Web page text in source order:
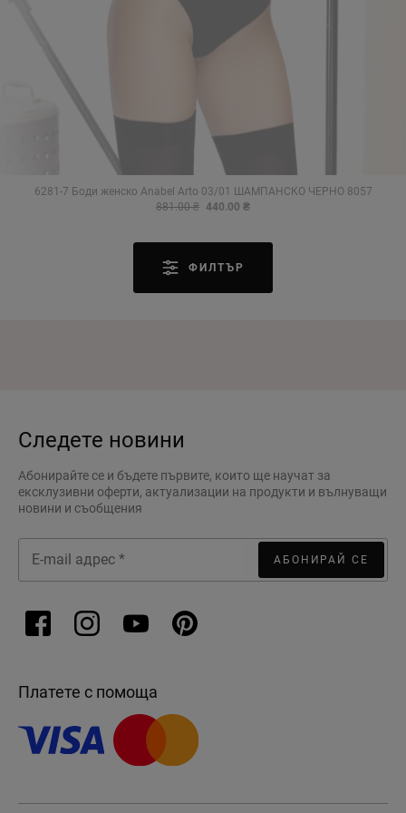
6281-7 Боди женско Anabel Arto 03/01 ШАМПАНСКО ЧЕРНО 8057
881.00 ₴ 440.00 ₴
ФИЛТЪР
Следете новини
Абонирайте се и бъдете първите, които ще научат за
ексклузивни оферти, актуализации на продукти и вълнуващи
новини и съобщения
АБОНИРАЙ СЕ
Платете с помоща